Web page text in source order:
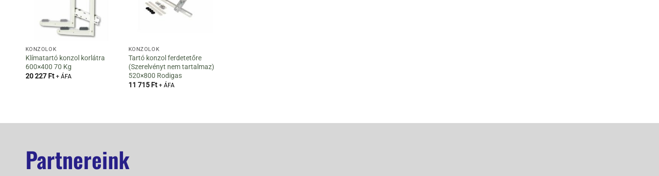
KONZOLOK
Klímatartó konzol korlátra
600×400 70 Kg
20 227 Ft + ÁFA
KONZOLOK
Tartó konzol ferdetetőre
(Szerelvényt nem tartalmaz)
520×800 Rodigas
11 715 Ft + ÁFA
Partnereink